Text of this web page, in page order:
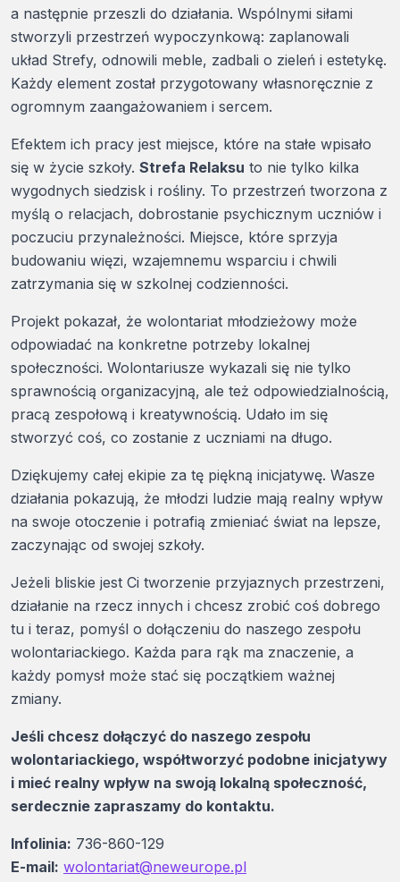
a następnie przeszli do działania. Wspólnymi siłami
stworzyli przestrzeń wypoczynkową: zaplanowali
układ Strefy, odnowili meble, zadbali o zieleń i estetykę.
Każdy element został przygotowany własnoręcznie z
ogromnym zaangażowaniem i sercem.
Efektem ich pracy jest miejsce, które na stałe wpisało
się w życie szkoły. Strefa Relaksu to nie tylko kilka
wygodnych siedzisk i rośliny. To przestrzeń tworzona z
myślą o relacjach, dobrostanie psychicznym uczniów i
poczuciu przynależności. Miejsce, które sprzyja
budowaniu więzi, wzajemnemu wsparciu i chwili
zatrzymania się w szkolnej codzienności.
Projekt pokazał, że wolontariat młodzieżowy może
odpowiadać na konkretne potrzeby lokalnej
społeczności. Wolontariusze wykazali się nie tylko
sprawnością organizacyjną, ale też odpowiedzialnością,
pracą zespołową i kreatywnością. Udało im się
stworzyć coś, co zostanie z uczniami na długo.
Dziękujemy całej ekipie za tę piękną inicjatywę. Wasze
działania pokazują, że młodzi ludzie mają realny wpływ
na swoje otoczenie i potrafią zmieniać świat na lepsze,
zaczynając od swojej szkoły.
Jeżeli bliskie jest Ci tworzenie przyjaznych przestrzeni,
działanie na rzecz innych i chcesz zrobić coś dobrego
tu i teraz, pomyśl o dołączeniu do naszego zespołu
wolontariackiego. Każda para rąk ma znaczenie, a
każdy pomysł może stać się początkiem ważnej
zmiany.
Jeśli chcesz dołączyć do naszego zespołu
wolontariackiego, współtworzyć podobne inicjatywy
i mieć realny wpływ na swoją lokalną społeczność,
serdecznie zapraszamy do kontaktu.
Infolinia: 736-860-129
E-mail: wolontariat@neweurope.pl